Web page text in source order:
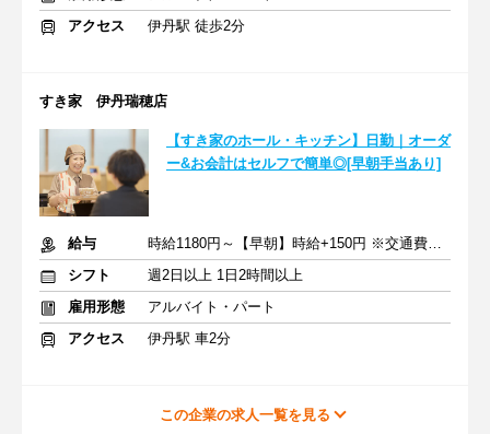
アクセス
伊丹駅 徒歩2分
すき家 伊丹瑞穂店
【すき家のホール・キッチン】日勤｜オーダ
ー&お会計はセルフで簡単◎[早朝手当あり]
給与
時給1180円～【早朝】時給+150円 ※交通費支給
シフト
週2日以上 1日2時間以上
雇用形態
アルバイト・パート
アクセス
伊丹駅 車2分
この企業の求人一覧を見る